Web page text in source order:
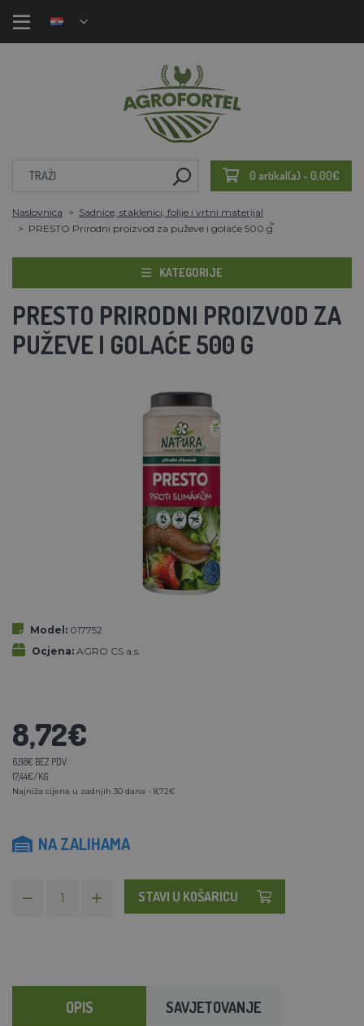
0 artikal(a) - 0,00€
Naslovnica
Sadnice, staklenici, folije i vrtni materijal
PRESTO Prirodni proizvod za puževe i golaće 500 g
KATEGORIJE
PRESTO PRIRODNI PROIZVOD ZA
PUŽEVE I GOLAĆE 500 G
Model: 017752
Ocjena: AGRO CS a.s.
8,72€
6,98€ BEZ PDV
17,44€/KG
Najniža cijena u zadnjih 30 dana - 8,72€
NA ZALIHAMA
STAVI U KOŠARICU
OPIS SAVJETOVANJE